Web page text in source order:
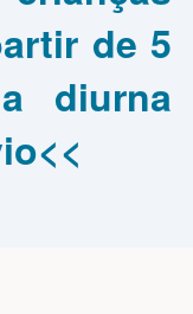
de 5
diurna